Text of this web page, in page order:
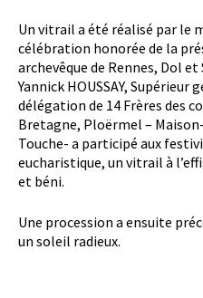
Un vitrail a été réalisé par le
célébration honorée de la
archevêque de Rennes, Dol
Yannick HOUSSAY, Supérieur
délégation de 14 Frères des
Bretagne, Ploërmel –
Touche- a participé aux
eucharistique, un vitrail à
et béni.
Une procession a ensuite
un soleil radieux.